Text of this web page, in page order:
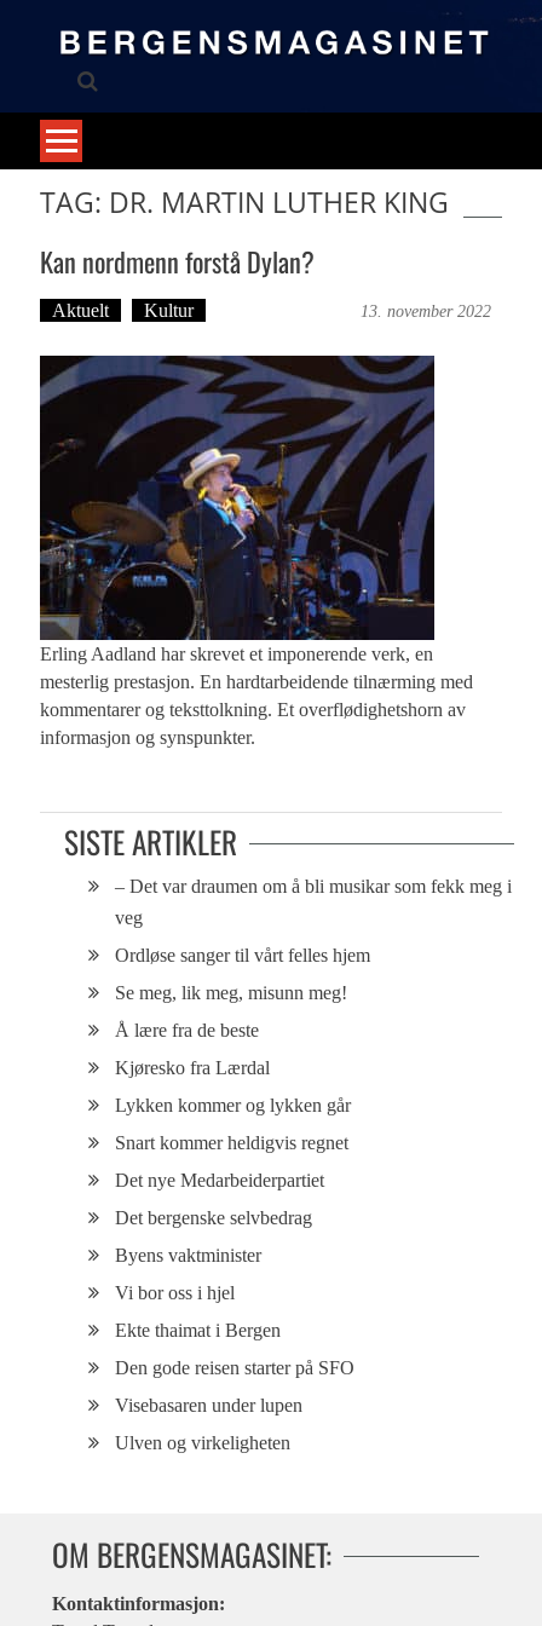
TAG: DR. MARTIN LUTHER KING
Kan nordmenn forstå Dylan?
Aktuelt Kultur 13. november 2022
Erling Aadland har skrevet et imponerende verk, en
mesterlig prestasjon. En hardtarbeidende tilnærming med
kommentarer og teksttolkning. Et overflødighetshorn av
informasjon og synspunkter.
SISTE ARTIKLER
– Det var draumen om å bli musikar som fekk meg i
veg
Ordløse sanger til vårt felles hjem
Se meg, lik meg, misunn meg!
Å lære fra de beste
Kjøresko fra Lærdal
Lykken kommer og lykken går
Snart kommer heldigvis regnet
Det nye Medarbeiderpartiet
Det bergenske selvbedrag
Byens vaktminister
Vi bor oss i hjel
Ekte thaimat i Bergen
Den gode reisen starter på SFO
Visebasaren under lupen
Ulven og virkeligheten
OM BERGENSMAGASINET:
Kontaktinformasjon: